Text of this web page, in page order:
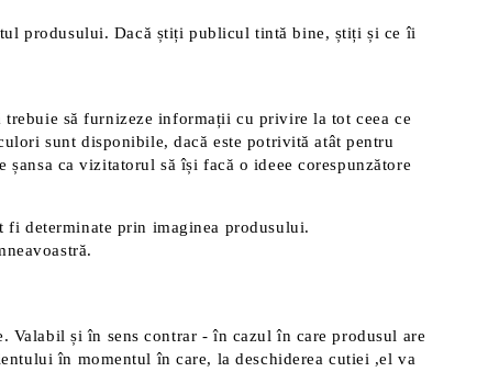
produsului. Dacă știți publicul tintă bine, știți și ce îi
să furnizeze informații cu privire la tot ceea ce
sunt disponibile, dacă este potrivită atât pentru
ca vizitatorul să își facă o ideee corespunzătore
fi determinate prin imaginea produsului.
Valabil și în sens contrar - în cazul în care produsul are
în momentul în care, la deschiderea cutiei ,el va